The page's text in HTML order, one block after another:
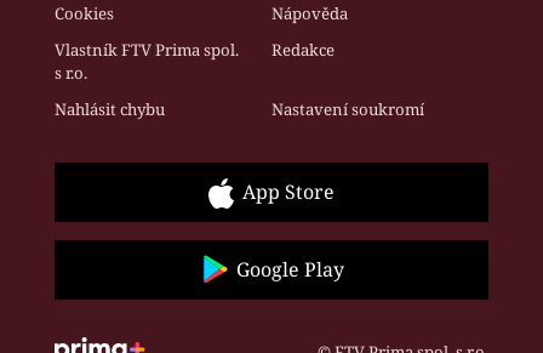
Cookies
Nápověda
Vlastník FTV Prima spol.
s r.o.
Redakce
Nahlásit chybu Nastavení soukromí
App Store
Google Play